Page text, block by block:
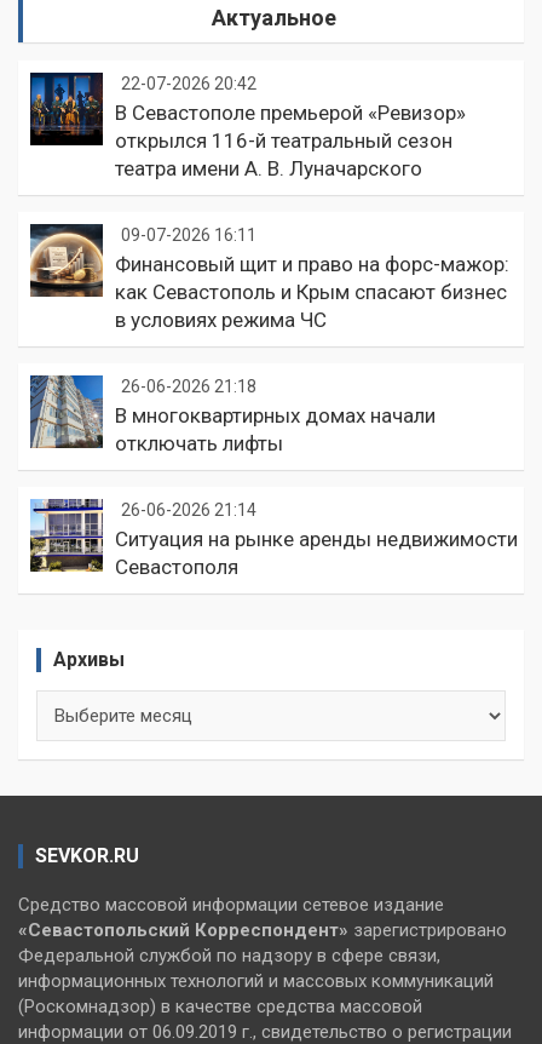
Актуальное
22-07-2026 20:42
В Севастополе премьерой «Ревизор»
открылся 116-й театральный сезон
театра имени А. В. Луначарского
09-07-2026 16:11
Финансовый щит и право на форс-мажор:
как Севастополь и Крым спасают бизнес
в условиях режима ЧС
26-06-2026 21:18
В многоквартирных домах начали
отключать лифты
26-06-2026 21:14
Ситуация на рынке аренды недвижимости
Севастополя
Архивы
SEVKOR.RU
Средство массовой информации сетевое издание
«Севастопольский Корреспондент» зарегистрировано
Федеральной службой по надзору в сфере связи,
информационных технологий и массовых коммуникаций
(Роскомнадзор) в качестве средства массовой
информации от 06.09.2019 г., свидетельство о регистрации